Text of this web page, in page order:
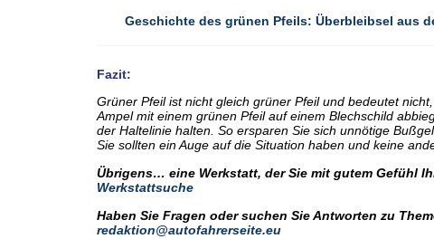
Geschichte des grünen Pfeils: Überbleibsel aus
Fazit:
Grüner Pfeil ist nicht gleich grüner Pfeil und bedeutet
Ampel mit einem grünen Pfeil auf einem Blechschild
der Haltelinie halten. So ersparen Sie sich unnötige
Sie sollten ein Auge auf die Situation haben und keine
Übrigens… eine Werkstatt, der Sie mit gutem Gefühl
Werkstattsuche
Haben Sie Fragen oder suchen Sie Antworten zu
redaktion@autofahrerseite.eu